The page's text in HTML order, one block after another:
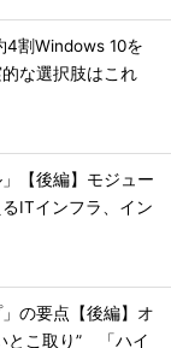
4割Windows 10を
な選択肢はこれ
【後編】モジュー
ITインフラ、イン
の要点【後編】オ
とこ取り” 「ハイ